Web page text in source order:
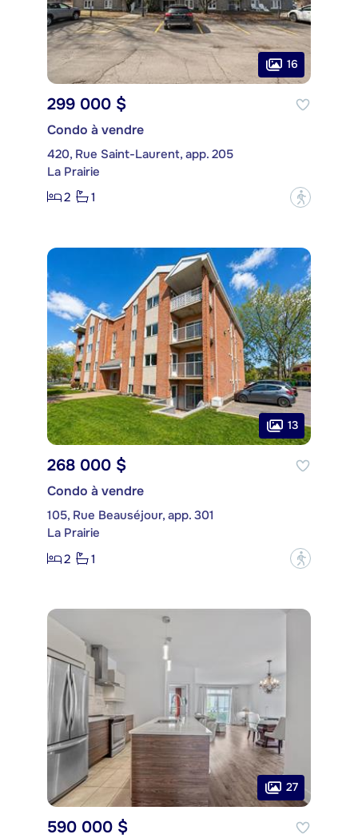
16
299 000 $
Condo à vendre
420, Rue Saint-Laurent, app. 205
La Prairie
2
1 ?
13
268 000 $
Condo à vendre
105, Rue Beauséjour, app. 301
La Prairie
2
1 ?
27
590 000 $